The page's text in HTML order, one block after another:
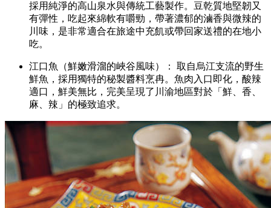
採用純淨的高山泉水與傳統工藝製作。豆乾質地堅韌又
有彈性，吃起來綿軟有嚼勁，帶著濃郁的滷香與微辣的
川味，是非常適合在旅途中充飢或帶回家送禮的在地小
吃。
江口魚（鮮嫩滑溜的峽谷風味）： 取自烏江支流的野生
鮮魚，採用獨特的秘製醬料烹冉。魚肉入口即化，酸辣
適口，鮮美無比，完美呈現了川渝地區對於「鮮、香、
麻、辣」的極致追求。